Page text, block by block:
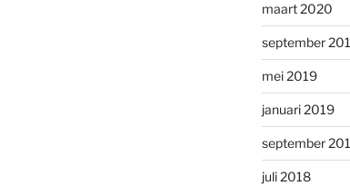
maart 2020
september
mei 2019
januari 2019
september
juli 2018